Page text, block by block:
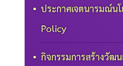
ประกาศเจตนารมณ์น
Policy
กิจกรรมการสร้างวั